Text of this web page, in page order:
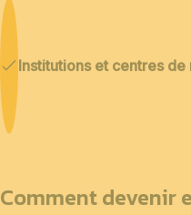
Institutions et centres
Comment devenir